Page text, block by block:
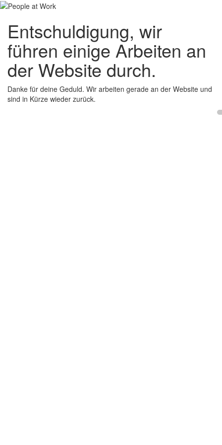
Entschuldigung, wir
führen einige Arbeiten an
der Website durch.
Danke für deine Geduld. Wir arbeiten gerade an der Website und
sind in Kürze wieder zurück.